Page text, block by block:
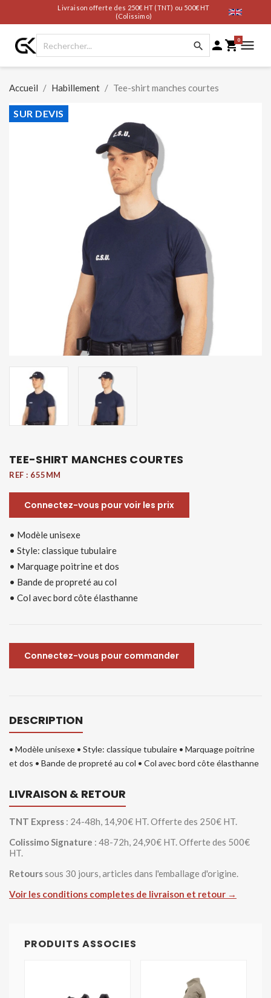
Livraison offerte des 250€ HT (TNT) ou 500€ HT
(Colissimo)
  0
Accueil Habillement Tee-shirt manches courtes
SUR DEVIS
TEE-SHIRT MANCHES COURTES
REF : 655MM
Connectez-vous pour voir les prix
• Modèle unisexe
• Style: classique tubulaire
• Marquage poitrine et dos
• Bande de propreté au col
• Col avec bord côte élasthanne
Connectez-vous pour commander
DESCRIPTION
• Modèle unisexe • Style: classique tubulaire • Marquage poitrine
et dos • Bande de propreté au col • Col avec bord côte élasthanne
LIVRAISON & RETOUR
TNT Express : 24-48h, 14,90€ HT. Offerte des 250€ HT.
Colissimo Signature : 48-72h, 24,90€ HT. Offerte des 500€
HT.
Retourssous 30 jours, articles dans l'emballage d'origine.
Voir les conditions completes de livraison et retour →
PRODUITS ASSOCIES